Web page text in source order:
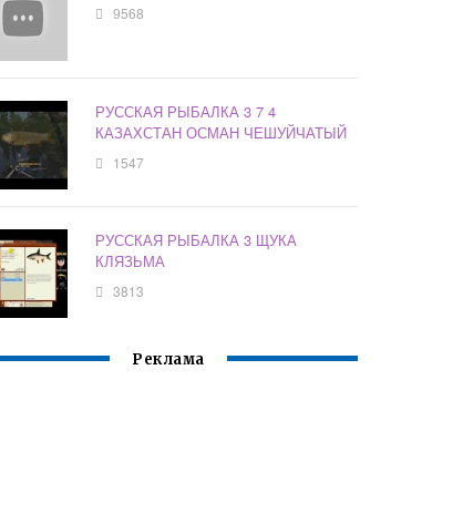
9568
РУССКАЯ РЫБАЛКА 3 7 4
КАЗАХСТАН ОСМАН ЧЕШУЙЧАТЫЙ
1547
РУССКАЯ РЫБАЛКА 3 ЩУКА
КЛЯЗЬМА
3813
Реклама